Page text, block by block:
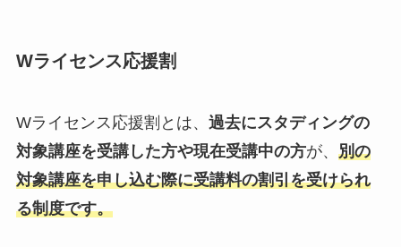
Wライセンス応援割
Wライセンス応援割とは、 過去にスタディングの
対象講座を受講した方や現在受講中の方が、 別の
対象講座を申し込む際に受講料の割引を受けられ
る制度です。